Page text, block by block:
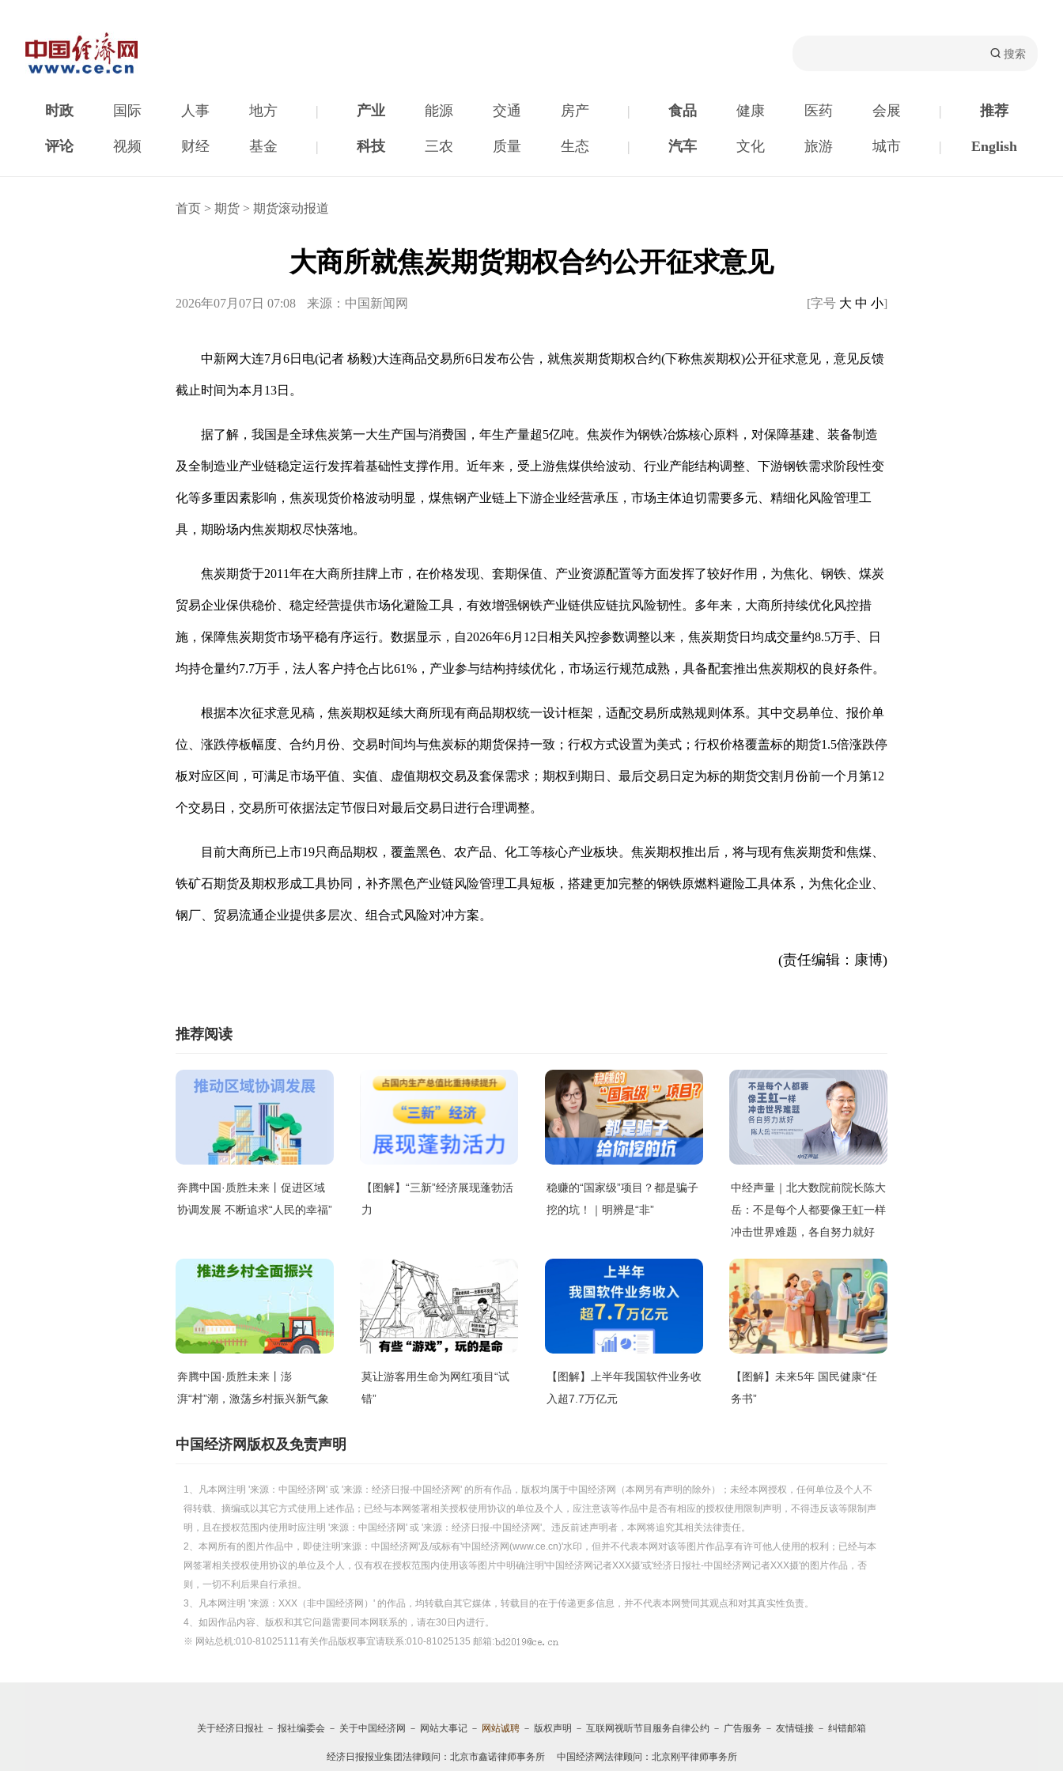
时政 国际 人事 地方 | 产业 能源 交通 房产 | 食品 健康 医药 会展 | 推荐
评论 视频 财经 基金 | 科技 三农 质量 生态 | 汽车 文化 旅游 城市 | English
首页 > 期货 > 期货滚动报道
大商所就焦炭期货期权合约公开征求意见
2026年07月07日 07:08 来源：中国新闻网 [字号 大 中 小]
中新网大连7月6日电(记者 杨毅)大连商品交易所6日发布公告，就焦炭期货期权合约(下称焦炭期权)公开征求意见，意见反馈
截止时间为本月13日。
据了解，我国是全球焦炭第一大生产国与消费国，年生产量超5亿吨。焦炭作为钢铁冶炼核心原料，对保障基建、装备制造
及全制造业产业链稳定运行发挥着基础性支撑作用。近年来，受上游焦煤供给波动、行业产能结构调整、下游钢铁需求阶段性变
化等多重因素影响，焦炭现货价格波动明显，煤焦钢产业链上下游企业经营承压，市场主体迫切需要多元、精细化风险管理工
具，期盼场内焦炭期权尽快落地。
焦炭期货于2011年在大商所挂牌上市，在价格发现、套期保值、产业资源配置等方面发挥了较好作用，为焦化、钢铁、煤炭
贸易企业保供稳价、稳定经营提供市场化避险工具，有效增强钢铁产业链供应链抗风险韧性。多年来，大商所持续优化风控措
施，保障焦炭期货市场平稳有序运行。数据显示，自2026年6月12日相关风控参数调整以来，焦炭期货日均成交量约8.5万手、日
均持仓量约7.7万手，法人客户持仓占比61%，产业参与结构持续优化，市场运行规范成熟，具备配套推出焦炭期权的良好条件。
根据本次征求意见稿，焦炭期权延续大商所现有商品期权统一设计框架，适配交易所成熟规则体系。其中交易单位、报价单
位、涨跌停板幅度、合约月份、交易时间均与焦炭标的期货保持一致；行权方式设置为美式；行权价格覆盖标的期货1.5倍涨跌停
板对应区间，可满足市场平值、实值、虚值期权交易及套保需求；期权到期日、最后交易日定为标的期货交割月份前一个月第12
个交易日，交易所可依据法定节假日对最后交易日进行合理调整。
目前大商所已上市19只商品期权，覆盖黑色、农产品、化工等核心产业板块。焦炭期权推出后，将与现有焦炭期货和焦煤、
铁矿石期货及期权形成工具协同，补齐黑色产业链风险管理工具短板，搭建更加完整的钢铁原燃料避险工具体系，为焦化企业、
钢厂、贸易流通企业提供多层次、组合式风险对冲方案。
(责任编辑：康博)
推荐阅读
奔腾中国·质胜未来丨促进区域
协调发展 不断追求“人民的幸福”
【图解】“三新”经济展现蓬勃活
力
稳赚的“国家级”项目？都是骗子
挖的坑！｜明辨是“非”
中经声量｜北大数院前院长陈大
岳：不是每个人都要像王虹一样
冲击世界难题，各自努力就好
奔腾中国·质胜未来丨澎
湃“村”潮，激荡乡村振兴新气象
莫让游客用生命为网红项目“试
错”
【图解】上半年我国软件业务收
入超7.7万亿元
【图解】未来5年 国民健康“任
务书”
中国经济网版权及免责声明
1、凡本网注明 '来源：中国经济网' 或 '来源：经济日报-中国经济网' 的所有作品，版权均属于中国经济网（本网另有声明的除外）；未经本网授权，任何单位及个人不
得转载、摘编或以其它方式使用上述作品；已经与本网签署相关授权使用协议的单位及个人，应注意该等作品中是否有相应的授权使用限制声明，不得违反该等限制声
明，且在授权范围内使用时应注明 '来源：中国经济网' 或 '来源：经济日报-中国经济网'。违反前述声明者，本网将追究其相关法律责任。
2、本网所有的图片作品中，即使注明'来源：中国经济网'及/或标有'中国经济网(www.ce.cn)'水印，但并不代表本网对该等图片作品享有许可他人使用的权利；已经与本
网签署相关授权使用协议的单位及个人，仅有权在授权范围内使用该等图片中明确注明'中国经济网记者XXX摄'或'经济日报社-中国经济网记者XXX摄'的图片作品，否
则，一切不利后果自行承担。
3、凡本网注明 '来源：XXX（非中国经济网）' 的作品，均转载自其它媒体，转载目的在于传递更多信息，并不代表本网赞同其观点和对其真实性负责。
4、如因作品内容、版权和其它问题需要同本网联系的，请在30日内进行。
※ 网站总机:010-81025111有关作品版权事宜请联系:010-81025135 邮箱:
关于经济日报社 － 报社编委会 － 关于中国经济网 － 网站大事记 － 网站诚聘 － 版权声明 － 互联网视听节目服务自律公约 － 广告服务 － 友情链接 － 纠错邮箱
经济日报报业集团法律顾问： 北京市鑫诺律师事务所中国经济网法律顾问：北京刚平律师事务所